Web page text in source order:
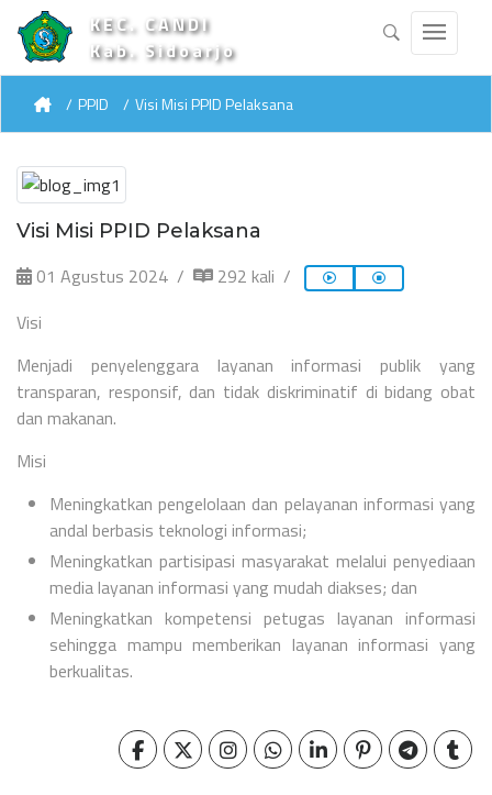
KEC. CANDI
Kab. Sidoarjo
PPID Visi Misi PPID Pelaksana
Visi Misi PPID Pelaksana
01 Agustus 2024
292 kali
Visi
Menjadi penyelenggara layanan informasi publik yang
transparan, responsif, dan tidak diskriminatif di bidang obat
dan makanan.
Misi
Meningkatkan pengelolaan dan pelayanan informasi yang
andal berbasis teknologi informasi;
Meningkatkan partisipasi masyarakat melalui penyediaan
media layanan informasi yang mudah diakses; dan
Meningkatkan kompetensi petugas layanan informasi
sehingga mampu memberikan layanan informasi yang
berkualitas.